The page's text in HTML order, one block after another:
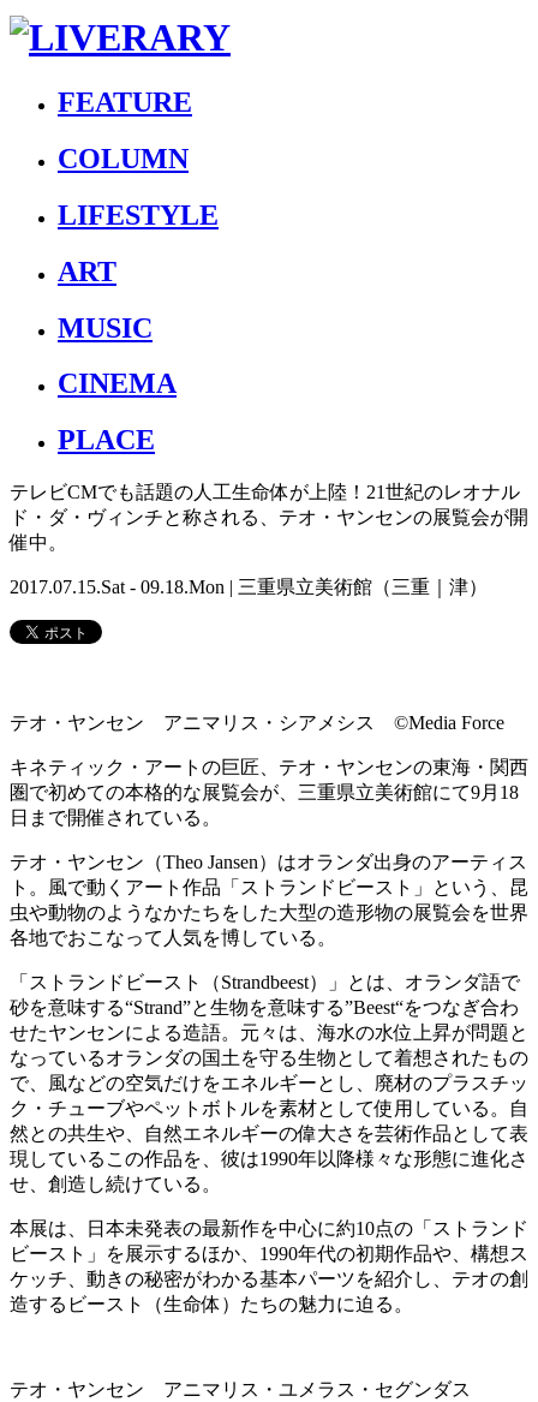
FEATURE
COLUMN
LIFESTYLE
ART
MUSIC
CINEMA
PLACE
テレビCMでも話題の人工生命体が上陸！21世紀のレオナル
ド・ダ・ヴィンチと称される、テオ・ヤンセンの展覧会が開
催中。
2017.07.15.Sat - 09.18.Mon | 三重県立美術館（三重｜津）
テオ・ヤンセン アニマリス・シアメシス ©Media Force
キネティック・アートの巨匠、テオ・ヤンセンの東海・関西
圏で初めての本格的な展覧会が、三重県立美術館にて9月18
日まで開催されている。
テオ・ヤンセン（Theo Jansen）はオランダ出身のアーティス
ト。風で動くアート作品「ストランドビースト」という、昆
虫や動物のようなかたちをした大型の造形物の展覧会を世界
各地でおこなって人気を博している。
「ストランドビースト（Strandbeest）」とは、オランダ語で
砂を意味する“Strand”と生物を意味する”Beest“をつなぎ合わ
せたヤンセンによる造語。元々は、海水の水位上昇が問題と
なっているオランダの国土を守る生物として着想されたもの
で、風などの空気だけをエネルギーとし、廃材のプラスチッ
ク・チューブやペットボトルを素材として使用している。自
然との共生や、自然エネルギーの偉大さを芸術作品として表
現しているこの作品を、彼は1990年以降様々な形態に進化さ
せ、創造し続けている。
本展は、日本未発表の最新作を中心に約10点の「ストランド
ビースト」を展示するほか、1990年代の初期作品や、構想ス
ケッチ、動きの秘密がわかる基本パーツを紹介し、テオの創
造するビースト（生命体）たちの魅力に迫る。
テオ・ヤンセン アニマリス・ユメラス・セグンダス